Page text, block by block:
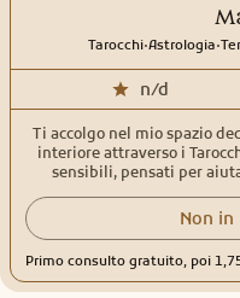
Tarocchi.Astrologia.
n/d
Ti accolgo nel mio spazio
interiore attraverso i
sensibili, pensati per
direzione. Con un
simbologia tradizionale e
- Astrologia e tema natale -
spirituali, evolutivi
Non in
Primo consulto gratuito, poi